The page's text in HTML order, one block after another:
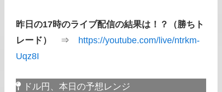
昨日の17時のライブ配信の結果は！？（勝ちト
レード）
⇒ https://youtube.com/live/ntrkm-
Uqz8I
ドル円、本日の予想レンジ